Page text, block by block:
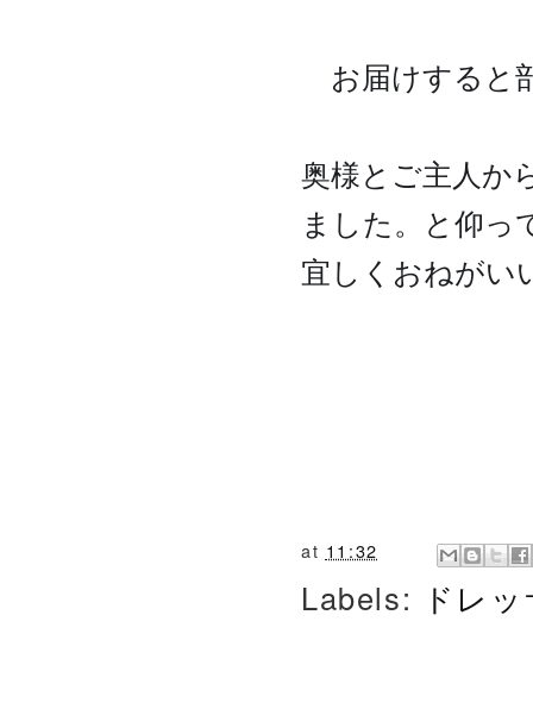
お届けすると
奥様とご主人か
ました。
と仰っ
宜しくおねがい
at 11:32
Labels: ドレ